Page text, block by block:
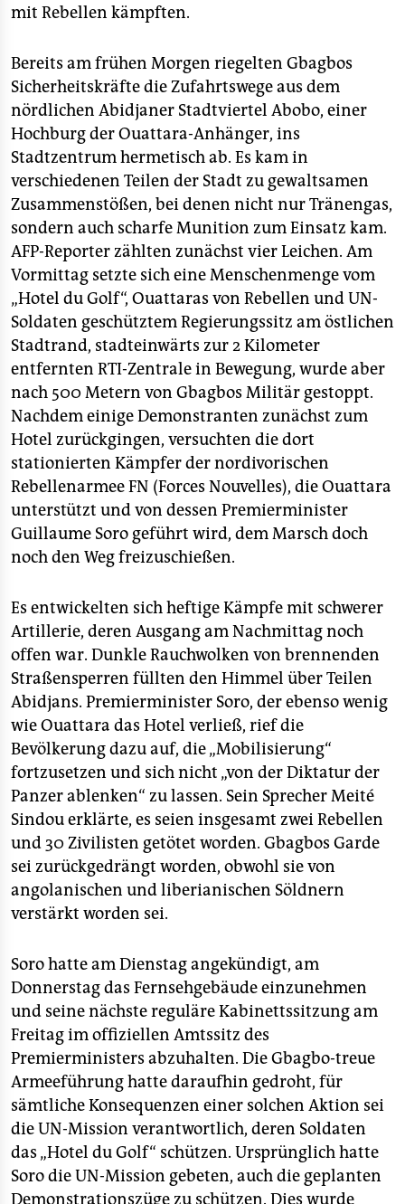
mit Rebellen kämpften.
Bereits am frühen Morgen riegelten Gbagbos
Sicherheitskräfte die Zufahrtswege aus dem
nördlichen Abidjaner Stadtviertel Abobo, einer
Hochburg der Ouattara-Anhänger, ins
Stadtzentrum hermetisch ab. Es kam in
verschiedenen Teilen der Stadt zu gewaltsamen
Zusammenstößen, bei denen nicht nur Tränengas,
sondern auch scharfe Munition zum Einsatz kam.
AFP-Reporter zählten zunächst vier Leichen. Am
Vormittag setzte sich eine Menschenmenge vom
„Hotel du Golf“, Ouattaras von Rebellen und UN-
Soldaten geschütztem Regierungssitz am östlichen
Stadtrand, stadteinwärts zur 2 Kilometer
entfernten RTI-Zentrale in Bewegung, wurde aber
nach 500 Metern von Gbagbos Militär gestoppt.
Nachdem einige Demonstranten zunächst zum
Hotel zurückgingen, versuchten die dort
stationierten Kämpfer der nordivorischen
Rebellenarmee FN (Forces Nouvelles), die Ouattara
unterstützt und von dessen Premierminister
Guillaume Soro geführt wird, dem Marsch doch
noch den Weg freizuschießen.
Es entwickelten sich heftige Kämpfe mit schwerer
Artillerie, deren Ausgang am Nachmittag noch
offen war. Dunkle Rauchwolken von brennenden
Straßensperren füllten den Himmel über Teilen
Abidjans. Premierminister Soro, der ebenso wenig
wie Ouattara das Hotel verließ, rief die
Bevölkerung dazu auf, die „Mobilisierung“
fortzusetzen und sich nicht „von der Diktatur der
Panzer ablenken“ zu lassen. Sein Sprecher Meité
Sindou erklärte, es seien insgesamt zwei Rebellen
und 30 Zivilisten getötet worden. Gbagbos Garde
sei zurückgedrängt worden, obwohl sie von
angolanischen und liberianischen Söldnern
verstärkt worden sei.
Soro hatte am Dienstag angekündigt, am
Donnerstag das Fernsehgebäude einzunehmen
und seine nächste reguläre Kabinettssitzung am
Freitag im offiziellen Amtssitz des
Premierministers abzuhalten. Die Gbagbo-treue
Armeeführung hatte daraufhin gedroht, für
sämtliche Konsequenzen einer solchen Aktion sei
die UN-Mission verantwortlich, deren Soldaten
das „Hotel du Golf“ schützen. Ursprünglich hatte
Soro die UN-Mission gebeten, auch die geplanten
Demonstrationszüge zu schützen. Dies wurde